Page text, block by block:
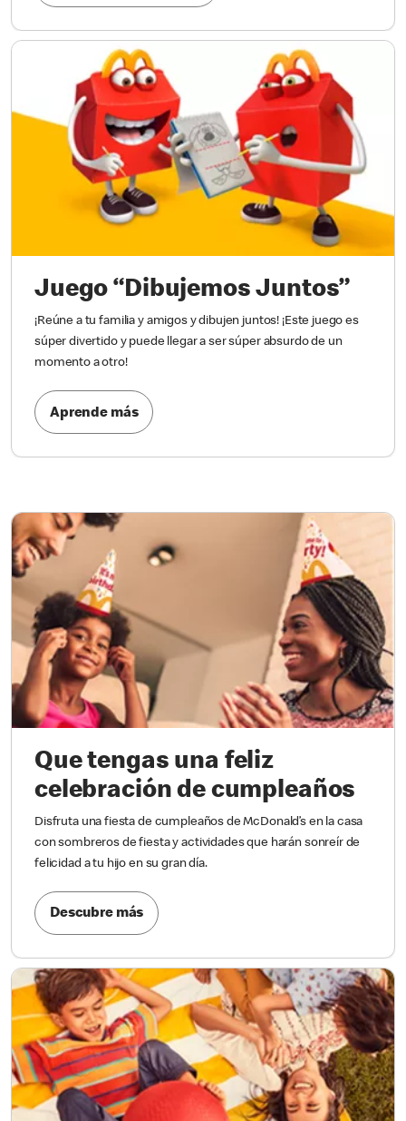
Juego “Dibujemos Juntos”
¡Reúne a tu familia y amigos y dibujen juntos! ¡Este juego es
súper divertido y puede llegar a ser súper absurdo de un
momento a otro!
Aprende más
Que tengas una feliz
celebración de cumpleaños
Disfruta una fiesta de cumpleaños de McDonald’s en la casa
con sombreros de fiesta y actividades que harán sonreír de
felicidad a tu hijo en su gran día.
Descubre más